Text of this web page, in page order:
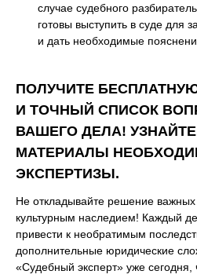
случае судебного
готовы выступить в суде для
и дать необходимые
ПОЛУЧИТЕ
И ТОЧНЫЙ СПИСОК
ВАШЕГО ДЕЛА!
МАТЕРИАЛЫ
ЭКСПЕРТИЗЫ.
Не откладывайте решение
культурным наследием! Каждый
привести к необратимым
дополнительные юридические
«Судебный эксперт» уже сегодня,